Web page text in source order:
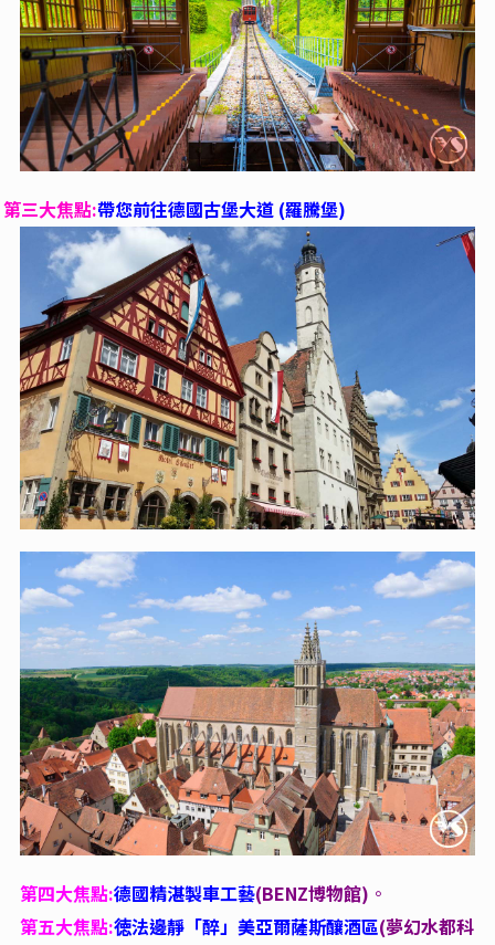
第三大焦點:帶您前往德國古堡大道 (羅騰堡)
第四大焦點:德國精湛製車工藝(BENZ博物館) 。
第五大焦點:徳法邊靜「醉」美亞爾薩斯釀酒區(夢幻水都科